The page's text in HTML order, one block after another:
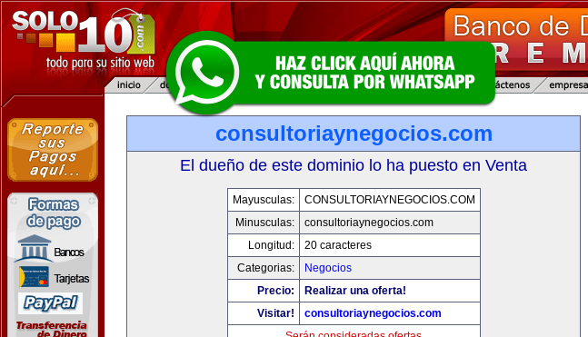
consultoriaynegocios.com
El dueño de este dominio lo ha puesto en Venta
Mayusculas:
CONSULTORIAYNEGOCIOS.COM
Minusculas:
consultoriaynegocios.com
Longitud:
20 caracteres
Categorias:
Negocios
Precio:
Realizar una oferta!
Visitar!
consultoriaynegocios.com